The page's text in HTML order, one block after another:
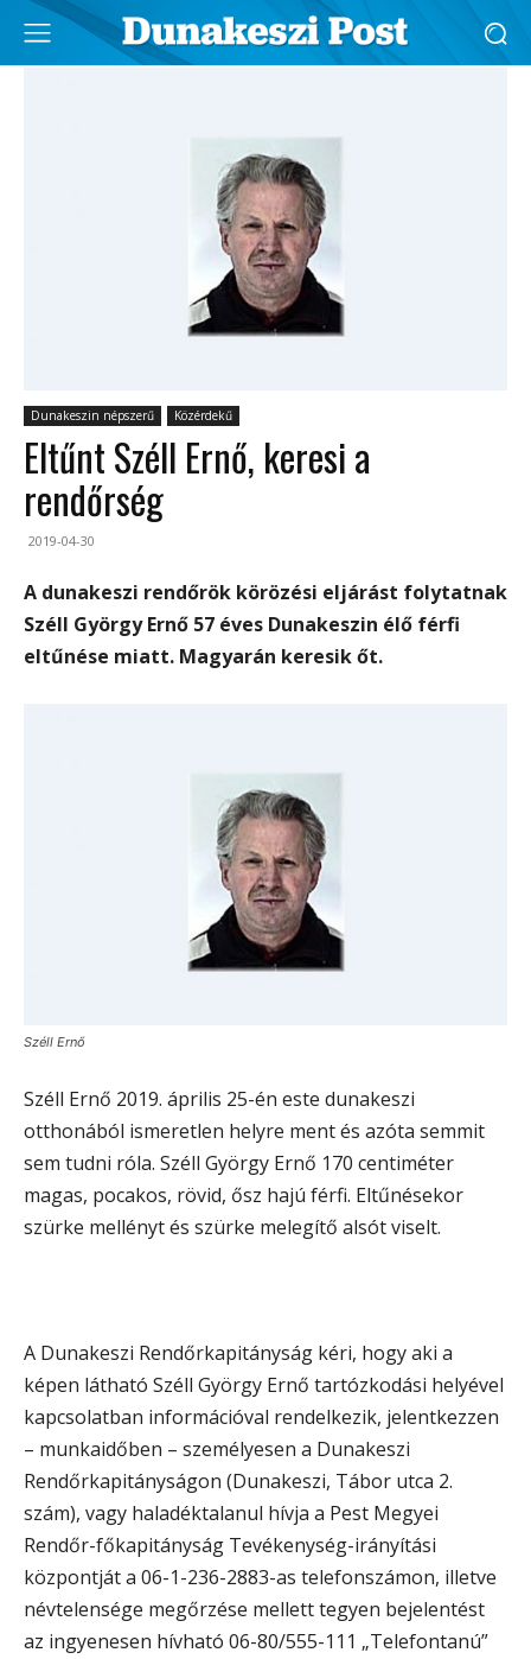
Dunakeszin népszerű Közérdekű
Eltűnt Széll Ernő, keresi a
rendőrség
2019-04-30
A dunakeszi rendőrök körözési eljárást folytatnak
Széll György Ernő 57 éves Dunakeszin élő férfi
eltűnése miatt. Magyarán keresik őt.
Széll Ernő
Széll Ernő 2019. április 25-én este dunakeszi
otthonából ismeretlen helyre ment és azóta semmit
sem tudni róla. Széll György Ernő 170 centiméter
magas, pocakos, rövid, ősz hajú férfi. Eltűnésekor
szürke mellényt és szürke melegítő alsót viselt.
A Dunakeszi Rendőrkapitányság kéri, hogy aki a
képen látható Széll György Ernő tartózkodási helyével
kapcsolatban információval rendelkezik, jelentkezzen
– munkaidőben – személyesen a Dunakeszi
Rendőrkapitányságon (Dunakeszi, Tábor utca 2.
szám), vagy haladéktalanul hívja a Pest Megyei
Rendőr-főkapitányság Tevékenység-irányítási
központját a 06-1-236-2883-as telefonszámon, illetve
névtelensége megőrzése mellett tegyen bejelentést
az ingyenesen hívható 06-80/555-111 „Telefontanú”